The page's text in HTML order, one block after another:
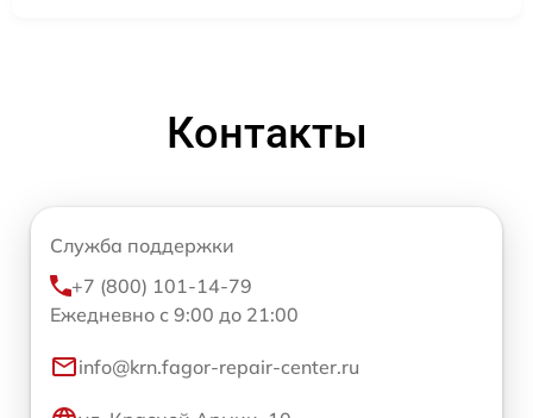
Контакты
Служба поддержки
+7 (800) 101-14-79
Ежедневно с 9:00 до 21:00
info@krn.fagor-repair-center.ru